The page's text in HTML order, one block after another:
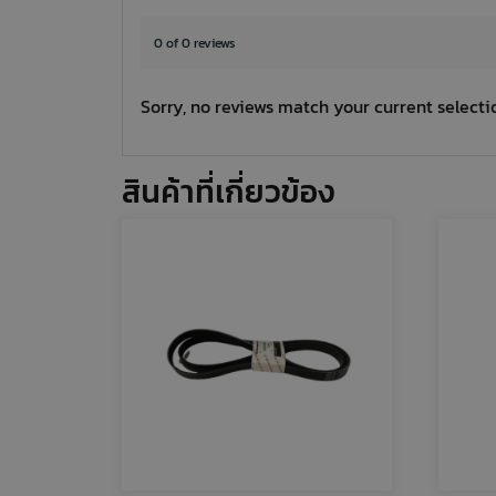
0 of 0 reviews
Sorry, no reviews match your current
สินค้าที่เกี่ยวข้อง